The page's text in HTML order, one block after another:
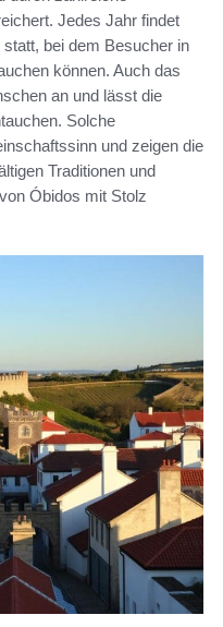
Jedes Jahr findet
bei dem Besucher in
können. Auch das
an und lässt die
Solche
und zeigen die
Traditionen und
Óbidos mit Stolz